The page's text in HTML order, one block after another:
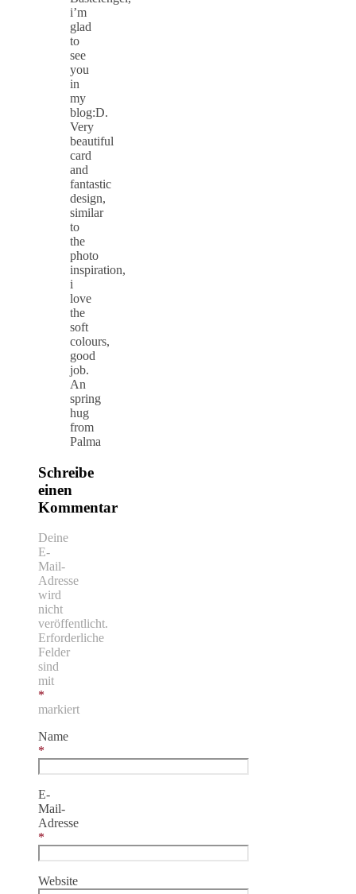
i’m
glad
to
see
you
in
my
blog:D.
Very
beautiful
card
and
fantastic
design,
similar
to
the
photo
inspiration,
i
love
the
soft
colours,
good
job.
An
spring
hug
from
Palma
Schreibe
einen
Kommentar
Deine
E-
Mail-
Adresse
wird
nicht
veröffentlicht.
Erforderliche
Felder
sind
mit
*
markiert
Name
*
E-
Mail-
Adresse
*
Website